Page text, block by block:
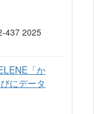
437 2025
「か
にデータ